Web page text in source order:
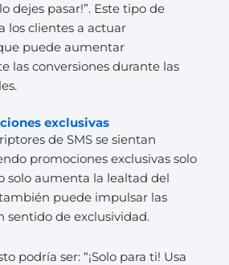
dejes pasar!”. Este tipo de
los clientes a actuar
puede aumentar
las conversiones durante las
exclusivas
de SMS se sientan
promociones exclusivas solo
solo aumenta la lealtad del
puede impulsar las
sentido de exclusividad.
podría ser: “¡Solo para ti! Usa